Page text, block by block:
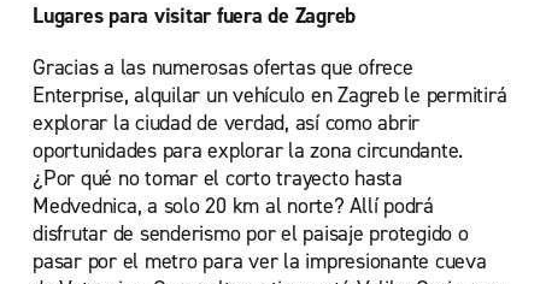
Lugares para visitar fuera de Zagreb
Gracias a las numerosas ofertas que ofrece
Enterprise, alquilar un vehículo en Zagreb le permitirá
explorar la ciudad de verdad, así como abrir
oportunidades para explorar la zona circundante.
¿Por qué no tomar el corto trayecto hasta
Medvednica, a solo 20 km al norte? Allí podrá
disfrutar de senderismo por el paisaje protegido o
pasar por el metro para ver la impresionante cueva